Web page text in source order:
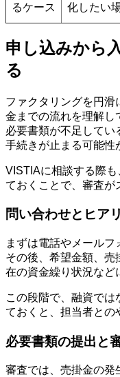
るケース
化したい
申し込みから
る
ファクタリングを円滑
金までの流れを理解し
必要書類が不足してい
手続きが止まる可能性
VISTIAに相談する際
ておくことで、審査が
問い合わせとヒア
まずは電話やメールフ
その後、希望金額、売
在の資金繰り状況など
この段階で、融資では
ておくと、担当者との
必要書類の提出と
審査では、売掛金の発